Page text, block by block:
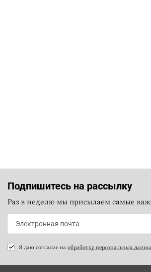
Подпишитесь на рассылку
Раз в неделю мы присылаем самые
Я даю согласие на обработку персональных